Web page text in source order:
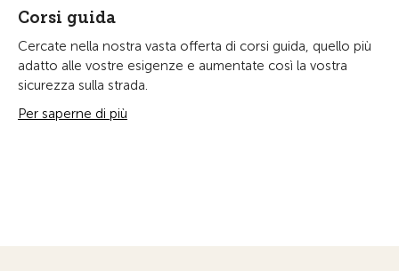
Corsi guida
Cercate nella nostra vasta offerta di corsi guida, quello più
adatto alle vostre esigenze e aumentate così la vostra
sicurezza sulla strada.
Per saperne di più